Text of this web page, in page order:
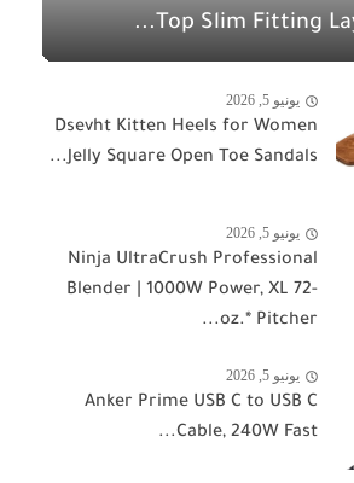
Top Slim Fitting
يونيو 5, 2026
Dsevht Kitten Heels for Women
Jelly Square Open Toe Sandals...
يونيو 5, 2026
Ninja UltraCrush Professional
Blender | 1000W Power, XL 72-
oz.* Pitcher...
يونيو 5, 2026
Anker Prime USB C to USB C
Cable, 240W Fast...